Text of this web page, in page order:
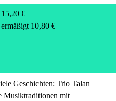
€
10,80 €
Geschichten: Trio Talan
Musiktraditionen mit